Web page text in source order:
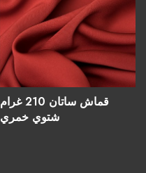
قماش ساتان 210 غرام
شتوي خمري